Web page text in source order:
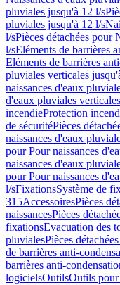
pluviales jusqu'à 12 l/s
pluviales jusqu'à 12 l/s
l/sPièces détachées pour
l/sEléments de barrières
Eléments de barrières
pluviales verticales
naissances d'eaux
d'eaux pluviales
incendieProtection
de sécuritéPièces
naissances d'eaux
pour Pour naissances
naissances d'eaux
pour Pour naissances
l/sFixationsSystème de
315AccessoiresPièces
naissancesPièces
fixationsEvacuation des
pluvialesPièces
de barrières anti-
barrières anti-
logicielsOutilsOutils